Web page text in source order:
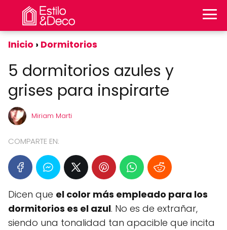
Inicio Dormitorios
5 dormitorios azules y
grises para inspirarte
Miriam Marti
COMPARTE EN:
Dicen que el color más empleado para los
dormitorios es el azul. No es de extrañar,
siendo una tonalidad tan apacible que incita